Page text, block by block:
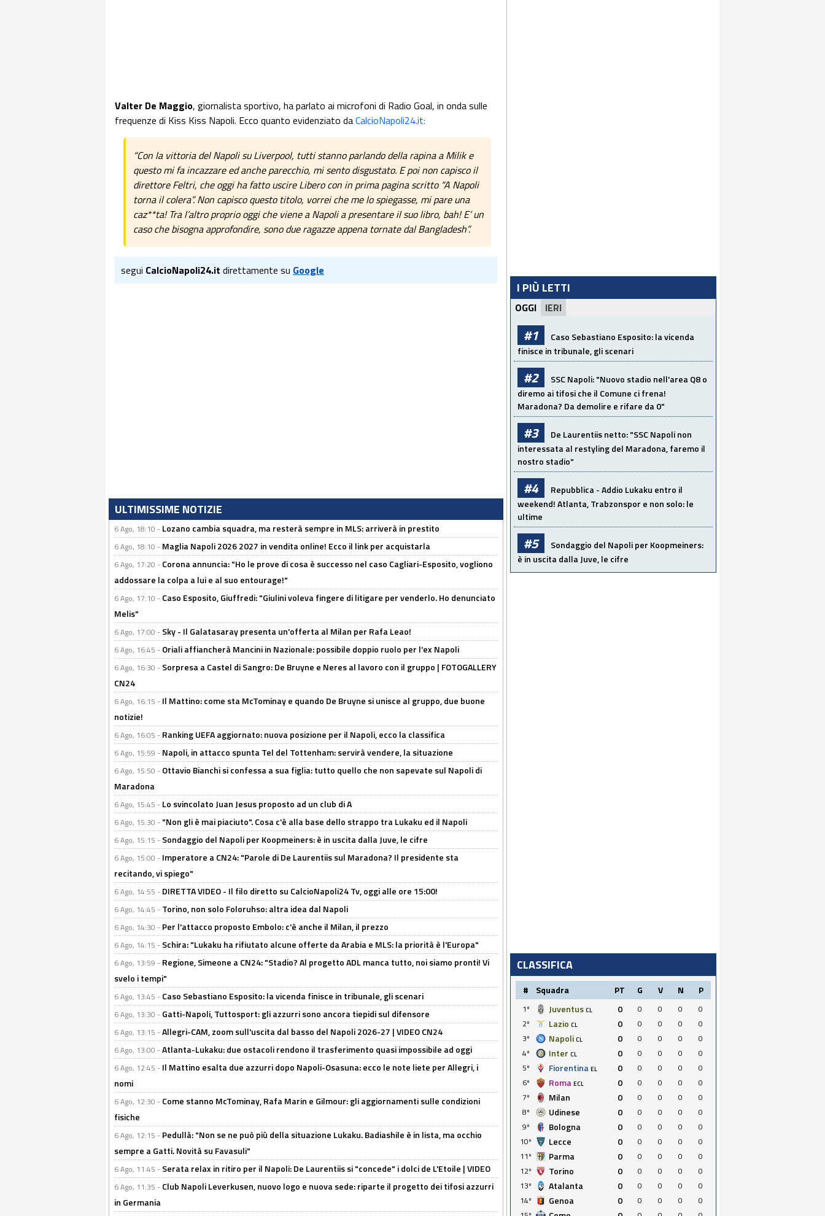
Valter De Maggio, giornalista sportivo, ha parlato ai microfoni di Radio Goal, in onda sulle
frequenze di Kiss Kiss Napoli. Ecco quanto evidenziato daCalcioNapoli24.it:
“Con la vittoria del Napoli su Liverpool, tutti stanno parlando della rapina a Milik e
questo mi fa incazzare ed anche parecchio, mi sento disgustato. E poi non capisco il
direttore Feltri, che oggi ha fatto uscire Libero con in prima pagina scritto “A Napoli
torna il colera”. Non capisco questo titolo, vorrei che me lo spiegasse, mi pare una
caz**ta! Tra l’altro proprio oggi che viene a Napoli a presentare il suo libro, bah! E’ un
caso che bisogna approfondire, sono due ragazze appena tornate dal Bangladesh”.
segui CalcioNapoli24.it direttamente su Google
ULTIMISSIME NOTIZIE
6 Ago, 18:10 - Lozano cambia squadra, ma resterà sempre in MLS: arriverà in prestito
6 Ago, 18:10 - Maglia Napoli 2026 2027 in vendita online! Ecco il link per acquistarla
6 Ago, 17:20 - Corona annuncia: "Ho le prove di cosa è successo nel caso Cagliari-Esposito, vogliono
addossare la colpa a lui e al suo entourage!"
6 Ago, 17:10 - Caso Esposito, Giuffredi: "Giulini voleva fingere di litigare per venderlo. Ho denunciato
Melis"
6 Ago, 17:00 - Sky - Il Galatasaray presenta un'offerta al Milan per Rafa Leao!
6 Ago, 16:45 - Oriali affiancherà Mancini in Nazionale: possibile doppio ruolo per l'ex Napoli
6 Ago, 16:30 - Sorpresa a Castel di Sangro: De Bruyne e Neres al lavoro con il gruppo | FOTOGALLERY
CN24
6 Ago, 16:15 - Il Mattino: come sta McTominay e quando De Bruyne si unisce al gruppo, due buone
notizie!
6 Ago, 16:05 - Ranking UEFA aggiornato: nuova posizione per il Napoli, ecco la classifica
6 Ago, 15:59 - Napoli, in attacco spunta Tel del Tottenham: servirà vendere, la situazione
6 Ago, 15:50 - Ottavio Bianchi si confessa a sua figlia: tutto quello che non sapevate sul Napoli di
Maradona
6 Ago, 15:45 - Lo svincolato Juan Jesus proposto ad un club di A
6 Ago, 15:30 - "Non gli è mai piaciuto". Cosa c'è alla base dello strappo tra Lukaku ed il Napoli
6 Ago, 15:15 - Sondaggio del Napoli per Koopmeiners: è in uscita dalla Juve, le cifre
6 Ago, 15:00 - Imperatore a CN24: "Parole di De Laurentiis sul Maradona? Il presidente sta
recitando, vi spiego"
6 Ago, 14:55 - DIRETTA VIDEO - Il filo diretto su CalcioNapoli24 Tv, oggi alle ore 15:00!
6 Ago, 14:45 - Torino, non solo Foloruhso: altra idea dal Napoli
6 Ago, 14:30 - Per l'attacco proposto Embolo: c'è anche il Milan, il prezzo
6 Ago, 14:15 - Schira: "Lukaku ha rifiutato alcune offerte da Arabia e MLS: la priorità è l'Europa"
6 Ago, 13:59 - Regione, Simeone a CN24: "Stadio? Al progetto ADL manca tutto, noi siamo pronti! Vi
svelo i tempi"
6 Ago, 13:45 - Caso Sebastiano Esposito: la vicenda finisce in tribunale, gli scenari
6 Ago, 13:30 - Gatti-Napoli, Tuttosport: gli azzurri sono ancora tiepidi sul difensore
6 Ago, 13:15 -Allegri-CAM, zoom sull'uscita dal basso del Napoli 2026-27 | VIDEO CN24
6 Ago, 13:00 -Atlanta-Lukaku: due ostacoli rendono il trasferimento quasi impossibile ad oggi
6 Ago, 12:45 - Il Mattino esalta due azzurri dopo Napoli-Osasuna: ecco le note liete per Allegri, i
nomi
6 Ago, 12:30 - Come stanno McTominay, Rafa Marin e Gilmour: gli aggiornamenti sulle condizioni
fisiche
6 Ago, 12:15 - Pedullà: "Non se ne può più della situazione Lukaku. Badiashile è in lista, ma occhio
sempre a Gatti. Novità su Favasuli"
6 Ago, 11:45 - Serata relax in ritiro per il Napoli: De Laurentiis si "concede" i dolci de L'Etoile | VIDEO
6 Ago, 11:35 - Club Napoli Leverkusen, nuovo logo e nuova sede: riparte il progetto dei tifosi azzurri
in Germania
I PIÙ LETTI
OGGI IERI
#1
Caso Sebastiano Esposito: la vicenda
finisce in tribunale, gli scenari
#2
SSC Napoli: "Nuovo stadio nell'area Q8 o
diremo ai tifosi che il Comune ci frena!
Maradona? Da demolire e rifare da 0"
#3
De Laurentiis netto: "SSC Napoli non
interessata al restyling del Maradona, faremo il
nostro stadio"
#4
Repubblica - Addio Lukaku entro il
weekend! Atlanta, Trabzonspor e non solo: le
ultime
#5
Sondaggio del Napoli per Koopmeiners:
è in uscita dalla Juve, le cifre
CLASSIFICA
# Squadra PT G V N P
1º Juventus CL 0 0 0 0
0
2º
Lazio CL 0 0 0 0
0
3º
Napoli CL 0 0 0 0
0
4º
Inter CL 0 0 0 0
0
5º
Fiorentina EL 0 0 0 0
0
6º
Roma ECL 0 0 0 0
0
7º
Milan 0 0 0 0
0
8º
Udinese 0 0 0 0
0
9º
Bologna 0 0 0 0
0
10º
Lecce 0 0 0 0
0
11º
Parma 0 0 0 0
0
12º
Torino 0 0 0 0
0
13º
Atalanta 0 0 0 0
0
14º
Genoa 0 0 0 0
0